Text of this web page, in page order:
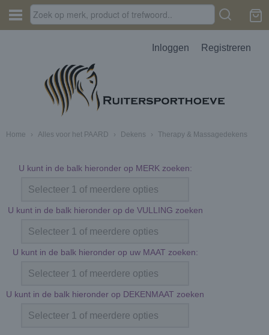
Inloggen Registreren
Home › Alles voor het PAARD › Dekens › Therapy & Massagedekens
U kunt in de balk hieronder op MERK zoeken:
Selecteer 1 of meerdere opties
U kunt in de balk hieronder op de VULLING zoeken
Selecteer 1 of meerdere opties
U kunt in de balk hieronder op uw MAAT zoeken:
Selecteer 1 of meerdere opties
U kunt in de balk hieronder op DEKENMAAT zoeken
Selecteer 1 of meerdere opties